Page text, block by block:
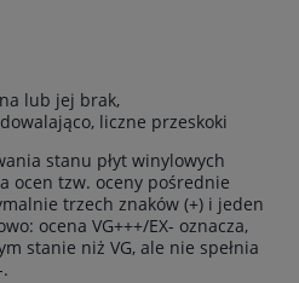
lub jej brak,
liczne przeskoki
stanu płyt winylowych
ocen tzw. oceny pośrednie
trzech znaków (+) i jeden
ocena VG+++/EX- oznacza,
stanie niż VG, ale nie spełnia